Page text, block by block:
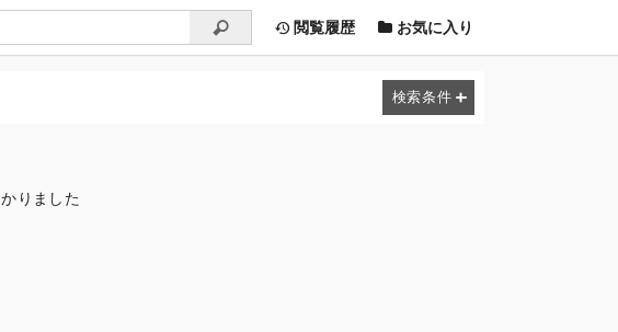
閲覧履歴 お気に入り
りました